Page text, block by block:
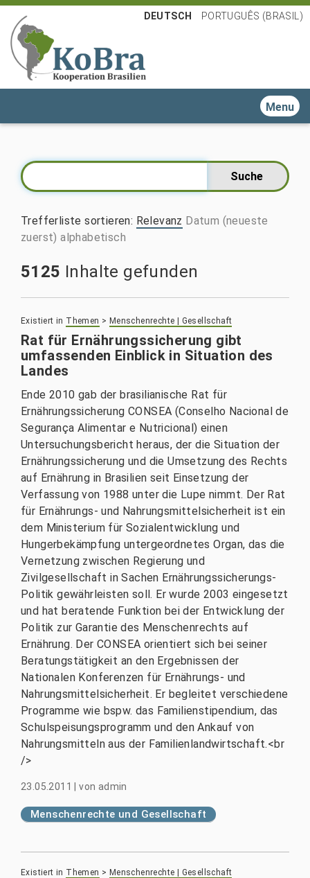
DEUTSCH PORTUGUÊS (BRASIL)
Toggle
Trefferliste sortieren: Relevanz Datum (neueste
zuerst) alphabetisch
5125 Inhalte gefunden
Existiert in Themen > Menschenrechte | Gesellschaft
Rat für Ernährungssicherung gibt
umfassenden Einblick in Situation des
Landes
Ende 2010 gab der brasilianische Rat für
Ernährungssicherung CONSEA (Conselho Nacional de
Segurança Alimentar e Nutricional) einen
Untersuchungsbericht heraus, der die Situation der
Ernährungssicherung und die Umsetzung des Rechts
auf Ernährung in Brasilien seit Einsetzung der
Verfassung von 1988 unter die Lupe nimmt. Der Rat
für Ernährungs- und Nahrungsmittelsicherheit ist ein
dem Ministerium für Sozialentwicklung und
Hungerbekämpfung untergeordnetes Organ, das die
Vernetzung zwischen Regierung und
Zivilgesellschaft in Sachen Ernährungssicherungs-
Politik gewährleisten soll. Er wurde 2003 eingesetzt
und hat beratende Funktion bei der Entwicklung der
Politik zur Garantie des Menschenrechts auf
Ernährung. Der CONSEA orientiert sich bei seiner
Beratungstätigkeit an den Ergebnissen der
Nationalen Konferenzen für Ernährungs- und
Nahrungsmittelsicherheit. Er begleitet verschiedene
Programme wie bspw. das Familienstipendium, das
Schulspeisungsprogramm und den Ankauf von
Nahrungsmitteln aus der Familienlandwirtschaft.<br
/>
23.05.2011 |von admin
Menschenrechte und Gesellschaft
Existiert in Themen > Menschenrechte | Gesellschaft